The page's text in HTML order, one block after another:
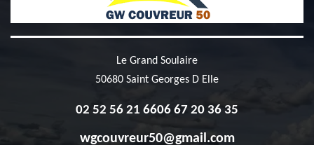
Le Grand Soulaire
50680 Saint Georges D Elle
02 52 56 21 6606 67 20 36 35
wgcouvreur50@gmail.com